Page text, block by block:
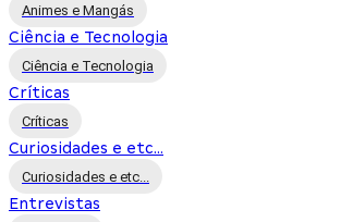
Animes e Mangás
Ciência e Tecnologia
Ciência e Tecnologia
Críticas
Críticas
Curiosidades e etc...
Curiosidades e etc...
Entrevistas